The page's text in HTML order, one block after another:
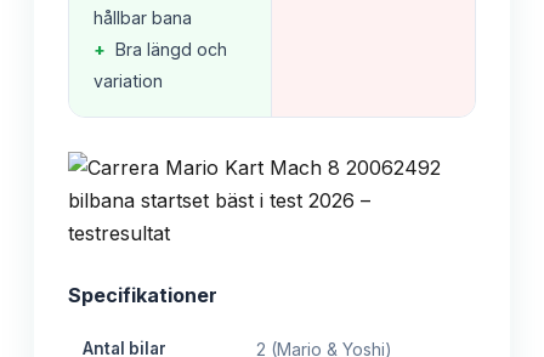
hållbar bana
+ Bra längd och
variation
Specifikationer
Antal bilar 2 (Mario & Yoshi)